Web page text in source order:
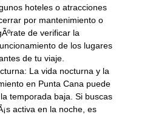
hoteles o atracciones
por mantenimiento o
de verificar la
de los lugares
de tu viaje.
La vida nocturna y la
en Punta Cana puede
temporada baja. Si buscas
activa en la noche, es